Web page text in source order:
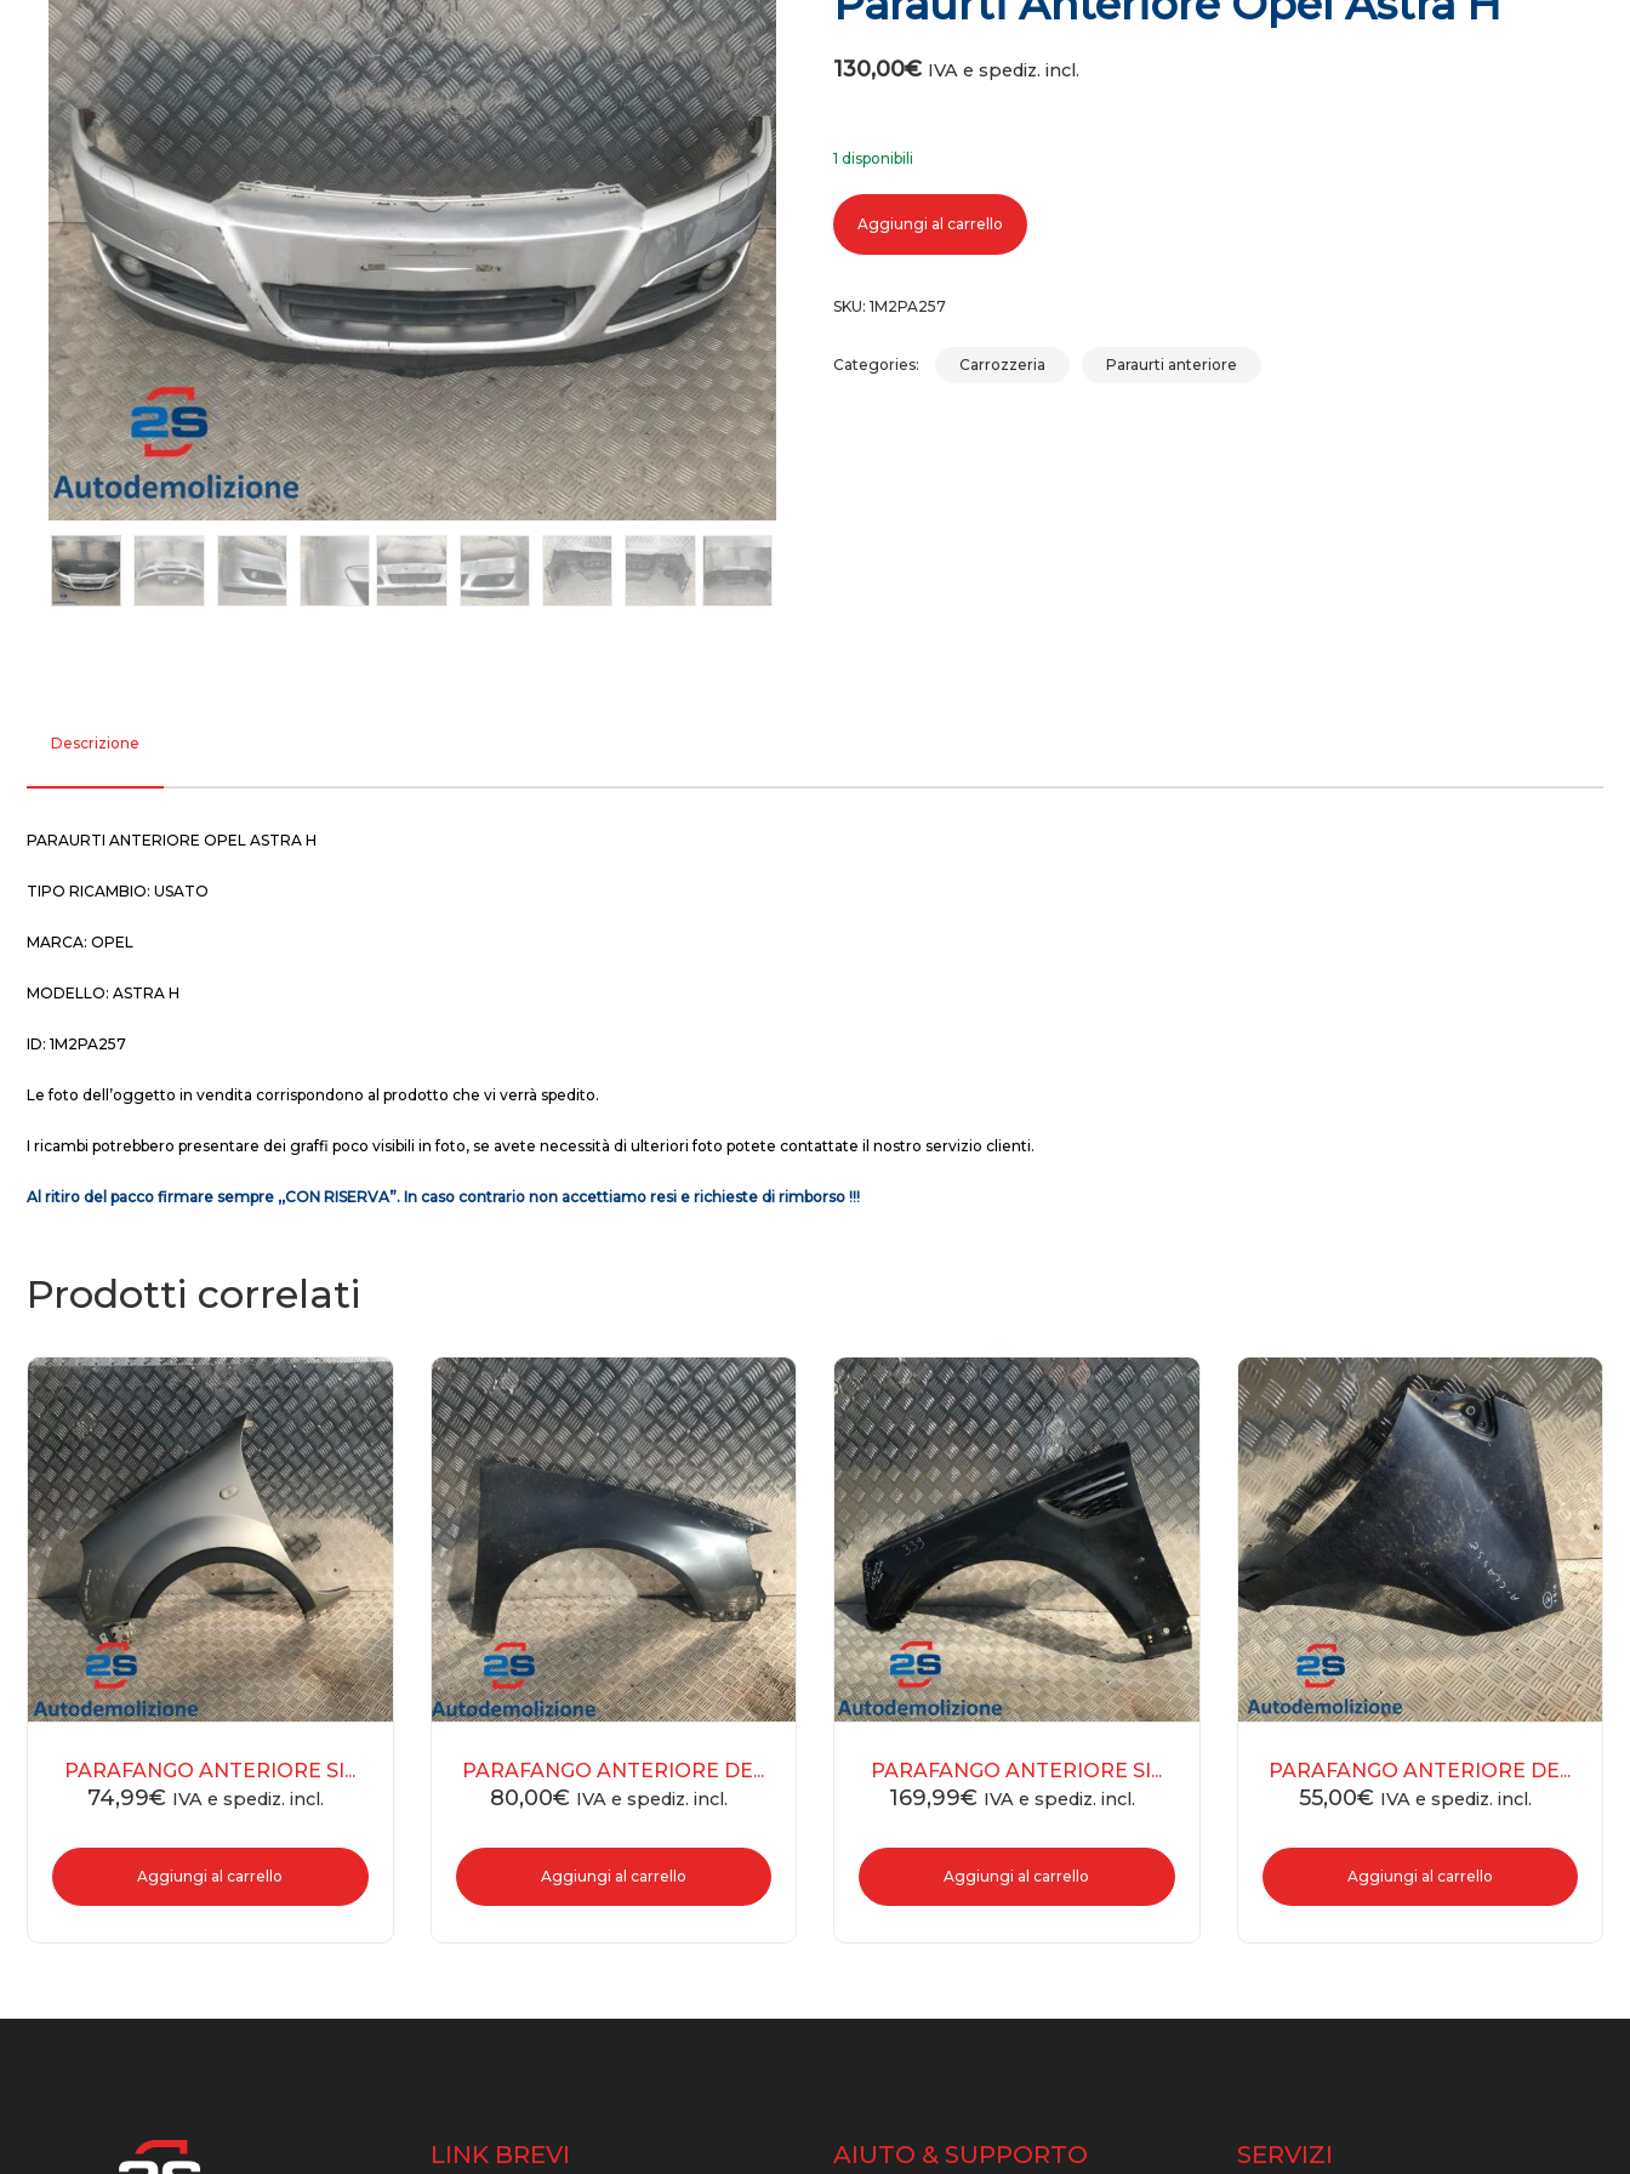
130,00€ IVA e spediz. incl.
1 disponibili
Paraurti anteriore opel astra h quantità
Aggiungi al carrello
SKU: 1M2PA257
Categories: Carrozzeria Paraurti anteriore
Descrizione
PARAURTI ANTERIORE OPEL ASTRA H
TIPO RICAMBIO: USATO
MARCA: OPEL
MODELLO: ASTRA H
ID: 1M2PA257
Le foto dell’oggetto in vendita corrispondono al prodotto che vi verrà spedito.
I ricambi potrebbero presentare dei graffi poco visibili in foto, se avete necessità di ulteriori foto potete contattate il nostro servizio clienti.
Al ritiro del pacco firmare sempre ,,CON RISERVA”. In caso contrario non accettiamo resi e richieste di rimborso !!!
Prodotti correlati
PARAFANGO ANTERIORE SI...
74,99€ IVA e spediz. incl.
Aggiungi al carrello
PARAFANGO ANTERIORE DE...
80,00€ IVA e spediz. incl.
Aggiungi al carrello
PARAFANGO ANTERIORE SI...
169,99€ IVA e spediz. incl.
Aggiungi al carrello
PARAFANGO ANTERIORE DE...
55,00€ IVA e spediz. incl.
Aggiungi al carrello
LINK BREVI AIUTO & SUPPORTO SERVIZI